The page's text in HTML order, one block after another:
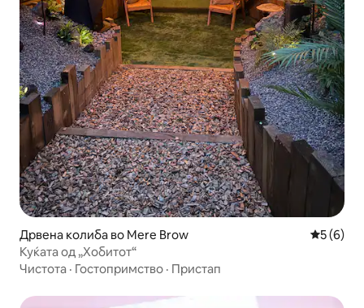
Дрвена колиба во Mere Brow
5 (6)
Куќата од „Хобитот“
Чистота · Гостопримство · Пристап